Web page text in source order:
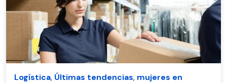
Logística, Últimas tendencias, mujeres en